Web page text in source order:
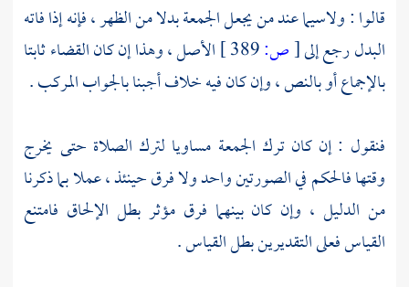
قالوا : ولاسيما عند من يجعل الجمعة بدلا من الظهر ، فإنه إذا فاته
البدل رجع إلى[ص:
الأصل ، وهذا إن كان القضاء ثابتا
بالإجماع أو بالنص ، وإن كان فيه خلاف أجبنا بالجواب المركب .
فنقول : إن كان ترك الجمعة مساويا لترك الصلاة حتى يخرج
وقتها فالحكم في الصورتين واحد ولا فرق حينئذ ، عملا بما ذكرنا
من الدليل ، وإن كان بينهما فرق مؤثر بطل الإلحاق فامتنع
القياس فعلى التقديرين بطل القياس .